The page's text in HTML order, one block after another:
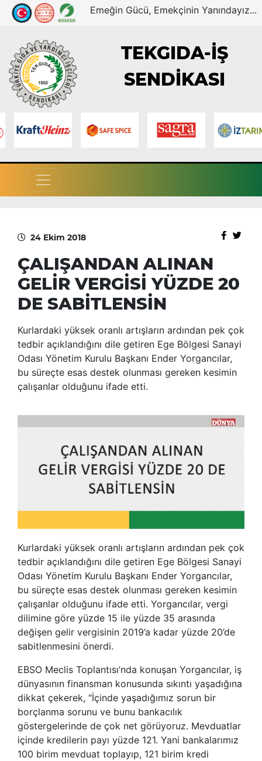
Emeğin Gücü, Emekçinin Yanındayız...
TEKGIDA-İŞ
SENDİKASI
24 Ekim 2018
ÇALIŞANDAN ALINAN
GELİR VERGİSİ YÜZDE 20
DE SABİTLENSİN
Kurlardaki yüksek oranlı artışların ardından pek çok
tedbir açıklandığını dile getiren Ege Bölgesi Sanayi
Odası Yönetim Kurulu Başkanı Ender Yorgancılar,
bu süreçte esas destek olunması gereken kesimin
çalışanlar olduğunu ifade etti.
Kurlardaki yüksek oranlı artışların ardından pek çok
tedbir açıklandığını dile getiren Ege Bölgesi Sanayi
Odası Yönetim Kurulu Başkanı Ender Yorgancılar,
bu süreçte esas destek olunması gereken kesimin
çalışanlar olduğunu ifade etti. Yorgancılar, vergi
dilimine göre yüzde 15 ile yüzde 35 arasında
değişen gelir vergisinin 2019’a kadar yüzde 20’de
sabitlenmesini önerdi.
EBSO Meclis Toplantısı’nda konuşan Yorgancılar, iş
dünyasının finansman konusunda sıkıntı yaşadığına
dikkat çekerek, "İçinde yaşadığımız sorun bir
borçlanma sorunu ve bunu bankacılık
göstergelerinde de çok net görüyoruz. Mevduatlar
içinde kredilerin payı yüzde 121. Yani bankalarımız
100 birim mevduat toplayıp, 121 birim kredi